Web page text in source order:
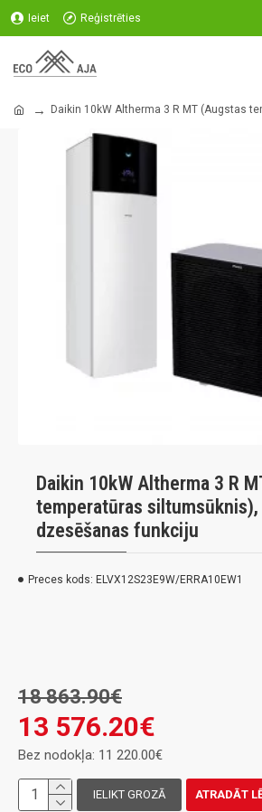
Ieiet Reģistrēties
Daikin 10kW Altherma 3 R MT (Augstas
Daikin 10kW Altherma 3 R
temperatūras siltumsūknis),
dzesēšanas funkciju
Preces kods: ELVX12S23E9W/ERRA10EW1
13 576.20€
18 863.90€
Bez nodokļa: 11 220.00€
IELIKT GROZĀ ATRADĀT